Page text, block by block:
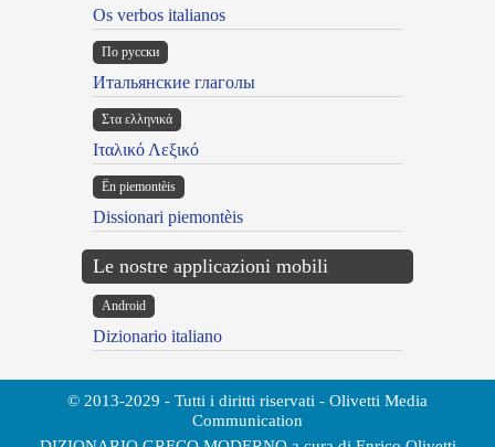
Os verbos italianos
По русски
Итальянские глаголы
Στα ελληνικά
Ιταλικό Λεξικό
Ën piemontèis
Dissionari piemontèis
Le nostre applicazioni mobili
Android
Dizionario italiano
© 2013-2029 - Tutti i diritti riservati - Olivetti Media
Communication